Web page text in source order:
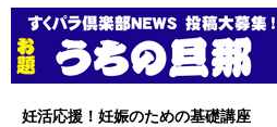
妊活応援！妊娠のための基礎講座